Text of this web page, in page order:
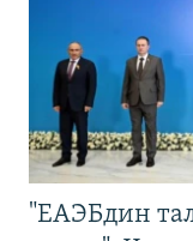
"ЕАЭБдин